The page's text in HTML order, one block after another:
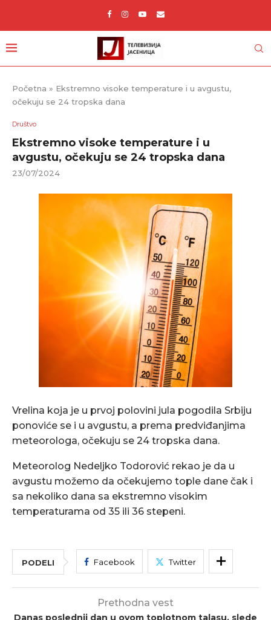
Početna » Ekstremno visoke temperature i u avgustu,
očekuju se 24 tropska dana
Društvo
Ekstremno visoke temperature i u
avgustu, očekuju se 24 tropska dana
23/07/2024
Vrelina koja je u prvoj polovini jula pogodila Srbiju
ponoviće se i u avgustu, a prema predviđanjima
meteorologa, očekuju se 24 tropska dana.
Meteorolog Nedeljko Todorović rekao je da u
avgustu možemo da očekujemo tople dane čak i
sa nekoliko dana sa ekstremno visokim
temperaturama od 35 ili 36 stepeni.
PODELI Facebook Twitter
Prethodna vest
Danas poslednji dan u ovom toplotnom talasu, slede